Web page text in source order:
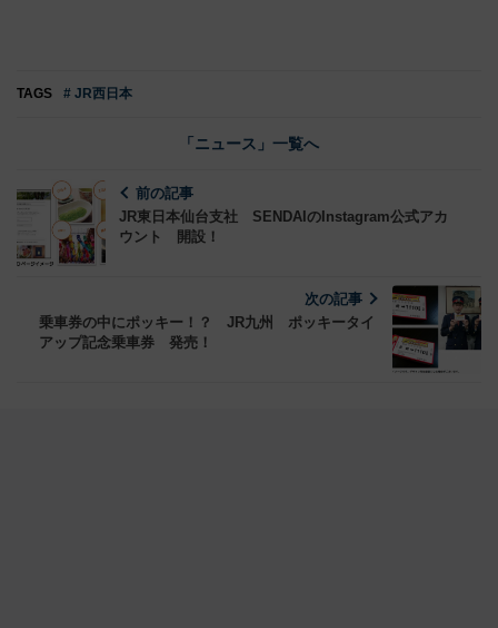
TAGS # JR西日本
「ニュース」一覧へ
前の記事
JR東日本仙台支社 SENDAIのInstagram公式アカ
ウント 開設！
次の記事
乗車券の中にポッキー！？ JR九州 ポッキータイ
アップ記念乗車券 発売！